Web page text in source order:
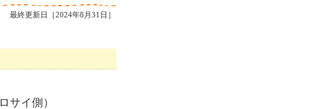
最終更新日［2024年8月31日］
サイ側）